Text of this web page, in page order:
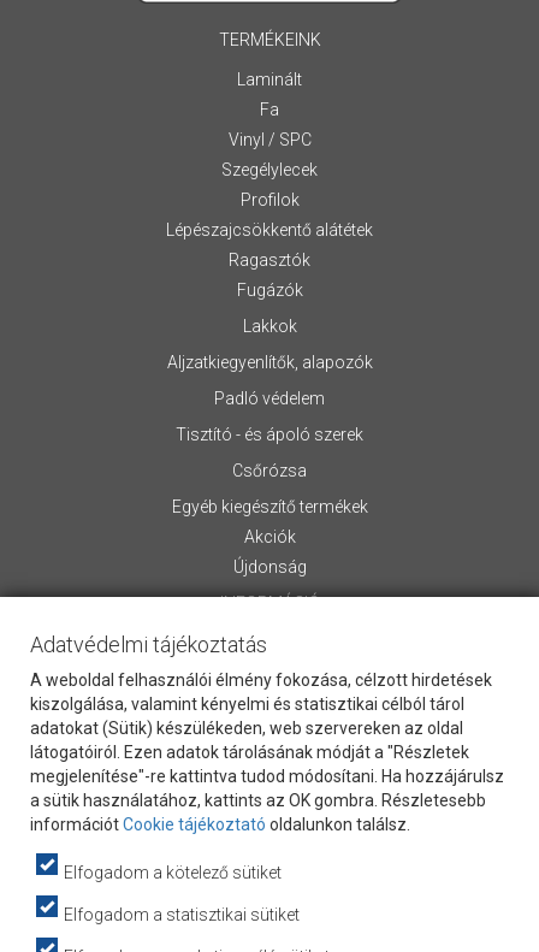
TERMÉKEINK
Laminált
Fa
Vinyl / SPC
Szegélylecek
Profilok
Lépészajcsökkentő alátétek
Ragasztók
Fugázók
Lakkok
Aljzatkiegyenlítők, alapozók
Padló védelem
Tisztító - és ápoló szerek
Csőrózsa
Egyéb kiegészítő termékek
Akciók
Újdonság
INFORMÁCIÓ
Rólunk
Általános Szerződési Feltételek
Szállítási információk
Letölthető anyagok
Kapcsolat
Vevőszolgálat
Cookie Szabályzat
Hasznos információk
webpartners
Adatvédelmi tájékoztatás
A weboldal felhasználói élmény fokozása, célzott hirdetések
kiszolgálása, valamint kényelmi és statisztikai célból tárol
adatokat (Sütik) készülékeden, web szervereken az oldal
látogatóiról. Ezen adatok tárolásának módját a "Részletek
megjelenítése"-re kattintva tudod módosítani. Ha hozzájárulsz
a sütik használatához, kattints az OK gombra. Részletesebb
információtCookie tájékoztató oldalunkon találsz.
Elfogadom a kötelező sütiket
Elfogadom a statisztikai sütiket